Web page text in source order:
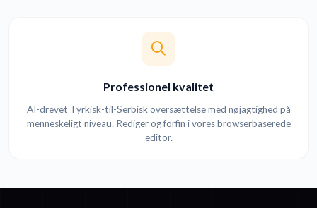
Professionel kvalitet
AI-drevet Tyrkisk-til-Serbisk oversættelse med nøjagtighed på
menneskeligt niveau. Rediger og forfin i vores browserbaserede
editor.